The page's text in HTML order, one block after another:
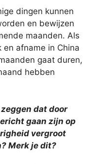
dingen kunnen
en bewijzen
maanden. Als
en afname in China
gaat duren,
hebben
dat door
gaan zijn op
vergroot
Merk je dit?